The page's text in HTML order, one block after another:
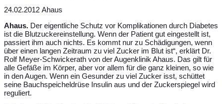
24.02.2012 Ahaus
Ahaus. Der eigentliche Schutz vor Komplikationen durch Diabetes
ist die Blutzuckereinstellung. Wenn der Patient gut eingestellt ist,
passiert ihm auch nichts. Es kommt nur zu Schädigungen, wenn
über einen langen Zeitraum zu viel Zucker im Blut ist“, erklärt Dr.
Rolf Meyer-Schwickerath von der Augenklinik Ahaus. Das gilt für
alle Gefäße im Körper, aber vor allem für die ganz kleinen, so wie
in den Augen. Wenn ein Gesunder zu viel Zucker isst, schüttet
seine Bauchspeicheldrüse Insulin aus und der Zuckerspiegel wird
reguliert.